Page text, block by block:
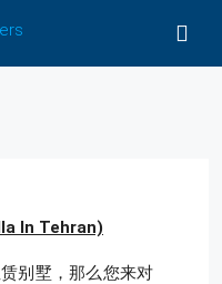
In Tehran)
别墅，那么您来对